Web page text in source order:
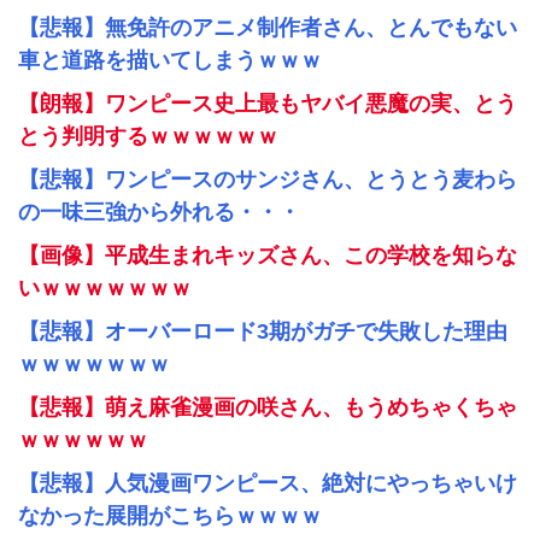
【悲報】無免許のアニメ制作者さん、とんでもない
車と道路を描いてしまうｗｗｗ
【朗報】ワンピース史上最もヤバイ悪魔の実、とう
とう判明するｗｗｗｗｗｗ
【悲報】ワンピースのサンジさん、とうとう麦わら
の一味三強から外れる・・・
【画像】平成生まれキッズさん、この学校を知らな
いｗｗｗｗｗｗｗ
【悲報】オーバーロード3期がガチで失敗した理由
ｗｗｗｗｗｗｗ
【悲報】萌え麻雀漫画の咲さん、もうめちゃくちゃ
ｗｗｗｗｗｗ
【悲報】人気漫画ワンピース、絶対にやっちゃいけ
なかった展開がこちらｗｗｗｗ